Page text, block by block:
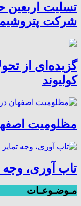
تسلیت
شرکت
گزیده‌ای از
کولیوند
مظلومیت
تاب آوری، وجه
مـوضـوعـات